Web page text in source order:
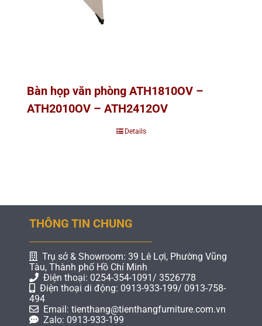
Bàn họp văn phòng ATH1810OV –
ATH2010OV – ATH2412OV
Details
THÔNG TIN CHUNG
Trụ sở & Showroom: 39 Lê Lợi, Phường Vũng
Tàu, Thành phố Hồ Chí Minh
Điện thoại: 0254-354-1091/ 3526778
Điện thoại di động: 0913-933-199/ 0913-758-
494
Email: tienthang@tienthangfurniture.com.vn
Zalo: 0913-933-199